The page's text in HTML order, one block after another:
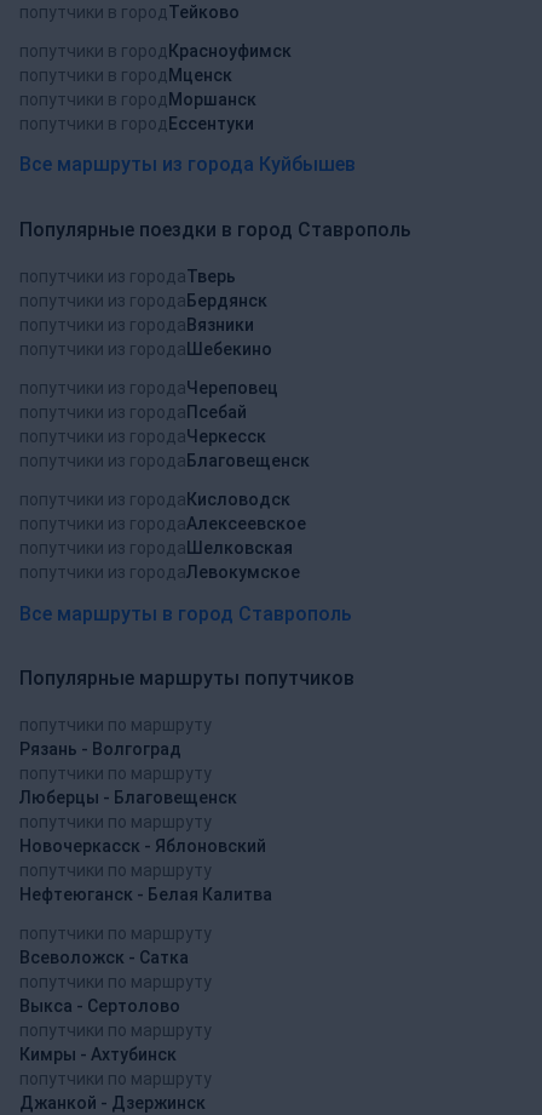
попутчики в городТейково
попутчики в город Красноуфимск
попутчики в город Мценск
попутчики в город Моршанск
попутчики в город Ессентуки
Все маршруты из города Куйбышев
Популярные поездки в город Ставрополь
попутчики из городаТверь
попутчики из города Бердянск
попутчики из города Вязники
попутчики из города Шебекино
попутчики из городаЧереповец
попутчики из города Псебай
попутчики из городаЧеркесск
попутчики из города Благовещенск
попутчики из города Кисловодск
попутчики из городаАлексеевское
попутчики из города Шелковская
попутчики из городаЛевокумское
Все маршруты в город Ставрополь
Популярные маршруты попутчиков
попутчики по маршруту
Рязань - Волгоград
попутчики по маршруту
Люберцы - Благовещенск
попутчики по маршруту
Новочеркасск - Яблоновский
попутчики по маршруту
Нефтеюганск - Белая Калитва
попутчики по маршруту
Всеволожск - Сатка
попутчики по маршруту
Выкса - Сертолово
попутчики по маршруту
Кимры - Ахтубинск
попутчики по маршруту
Джанкой - Дзержинск